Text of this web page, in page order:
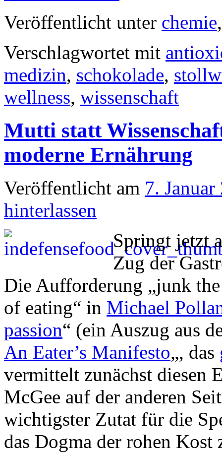
Veröffentlicht unter chemie
Verschlagwortet mit
medizin, schokolade,
wellness, wissenschaft
Mutti statt
moderne Ernährung
Veröffentlicht am 7. Januar
hinterlassen
Springt jetzt
Zug der
Die Aufforderung „junk
of eating“ in Michael
passion“ (ein Auszug aus
An Eater’s Manifesto„, das
vermittelt zunächst diesen
McGee auf der anderen
wichtigster Zutat für die
das Dogma der rohen Kost